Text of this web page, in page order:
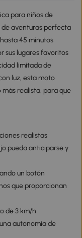
para niños de
de aventuras perfecta
45 minutos
sus lugares favoritos
limitada de
luz, esta moto
realista, para que
realistas
pueda anticiparse y
un botón
que proporcionan
de 3 km/h
autonomía de